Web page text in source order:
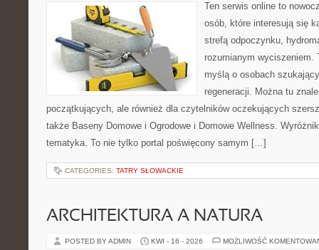
Ten serwis online to
osób, które interesują się
strefą odpoczynku,
rozumianym wyciszeniem.
myślą o osobach
regeneracji. Można tu
początkujących, ale również dla czytelników oczekujących
także Baseny Domowe i Ogrodowe i Domowe Wellness.
tematyka. To nie tylko portal poświęcony samym […]
CATEGORIES: TATRY SŁOWACKIE
ARCHITEKTURA A NATURA
POSTED BY ADMIN KWI - 16 - 2026 MOŻLIWOŚĆ